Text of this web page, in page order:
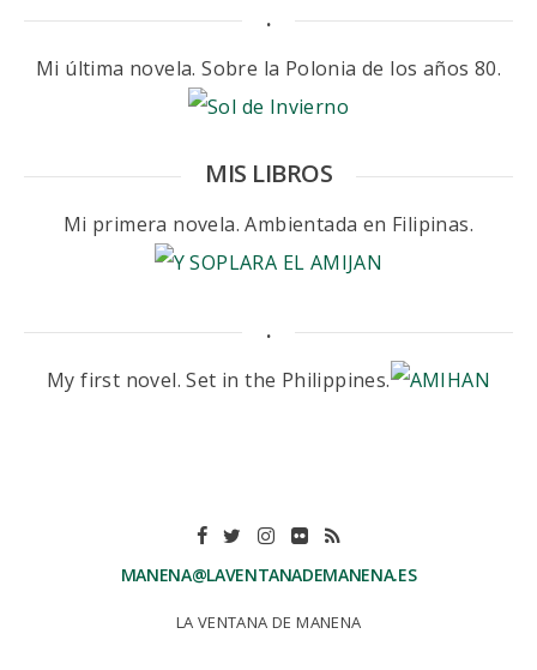
.
Mi última novela. Sobre la Polonia de los años 80.
MIS LIBROS
Mi primera novela. Ambientada en Filipinas.
.
My first novel. Set in the Philippines.
MANENA@LAVENTANADEMANENA.ES
LA VENTANA DE MANENA